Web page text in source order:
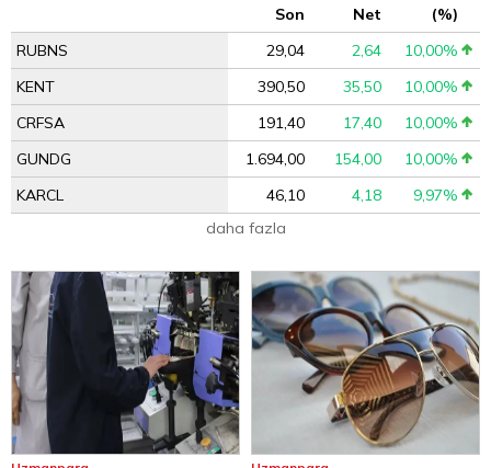
Son Net
(%)
RUBNS
29,04 2,64
10,00%
KENT
390,50 35,50
10,00%
CRFSA
191,40 17,40
10,00%
GUNDG
1.694,00 154,00
10,00%
KARCL
46,10 4,18
9,97%
daha fazla